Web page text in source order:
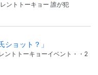
ントトーキョー 誰が犯
ョット？」
ントトーキョーイベント・・2